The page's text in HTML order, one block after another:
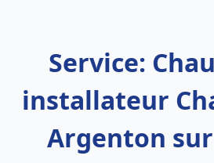
Service:
installateur
Argenton